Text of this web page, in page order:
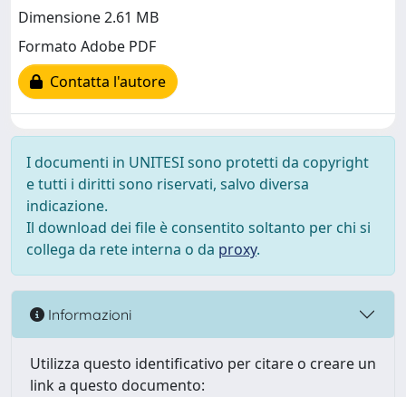
Dimensione 2.61 MB
Formato Adobe PDF
Contatta l'autore
I documenti in UNITESI sono protetti da copyright
e tutti i diritti sono riservati, salvo diversa
indicazione.
Il download dei file è consentito soltanto per chi si
collega da rete interna o da proxy.
Informazioni
Utilizza questo identificativo per citare o creare un
link a questo documento: